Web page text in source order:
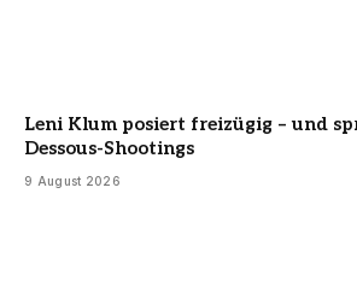
Leni Klum posiert freizügig – und
Dessous-Shootings
9 August 2026